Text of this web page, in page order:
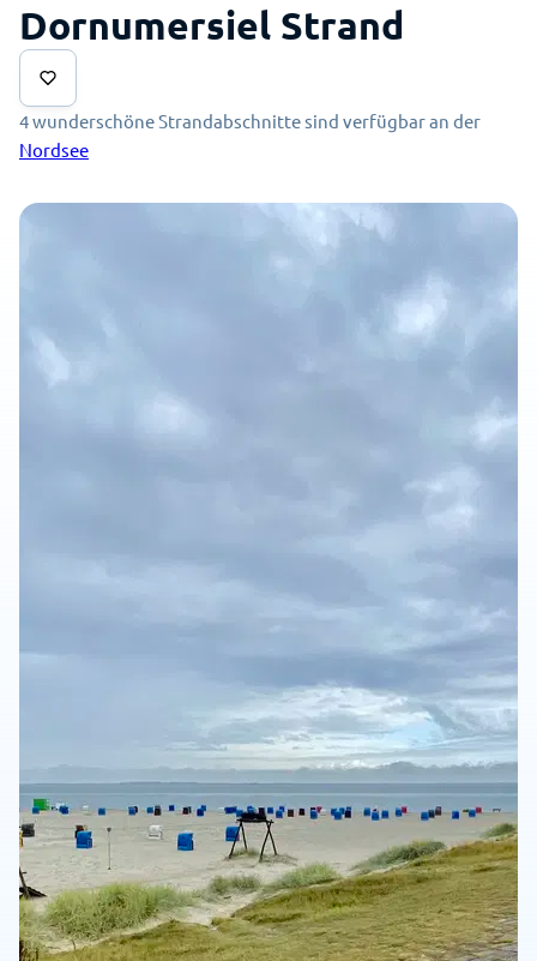
Dornumersiel Strand
4 wunderschöne Strandabschnitte sind verfügbar an der
Nordsee